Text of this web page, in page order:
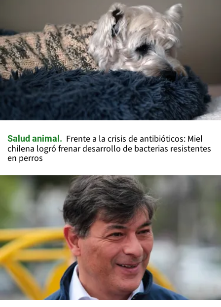
Salud animal
Frente a la crisis de antibióticos: Miel
chilena logró frenar desarrollo de bacterias resistentes
en perros